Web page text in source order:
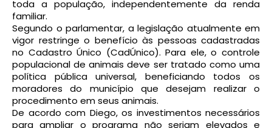
toda a população, independentemente da renda
familiar.
Segundo o parlamentar, a legislação atualmente em
vigor restringe o benefício às pessoas cadastradas
no Cadastro Único (CadÚnico). Para ele, o controle
populacional de animais deve ser tratado como uma
política pública universal, beneficiando todos os
moradores do município que desejam realizar o
procedimento em seus animais.
De acordo com Diego, os investimentos necessários
para ampliar o programa não seriam elevados e